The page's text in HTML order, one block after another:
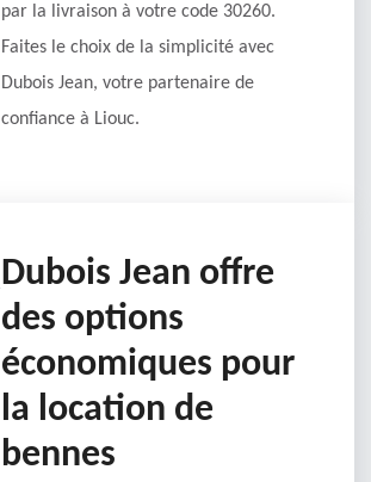
par la livraison à votre code 30260.
Faites le choix de la simplicité avec
Dubois Jean, votre partenaire de
confiance à Liouc.
Dubois Jean offre
des options
économiques pour
la location de
bennes